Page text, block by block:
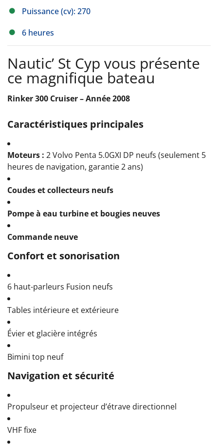
Puissance (cv): 270
6 heures
Nautic’ St Cyp vous présente
ce magnifique bateau
Rinker 300 Cruiser – Année 2008
Caractéristiques principales
Moteurs : 2 Volvo Penta 5.0GXI DP neufs (seulement 5
heures de navigation, garantie 2 ans)
Coudes et collecteurs neufs
Pompe à eau turbine et bougies neuves
Commande neuve
Confort et sonorisation
6 haut-parleurs Fusion neufs
Tables intérieure et extérieure
Évier et glacière intégrés
Bimini top neuf
Navigation et sécurité
Propulseur et projecteur d’étrave directionnel
VHF fixe